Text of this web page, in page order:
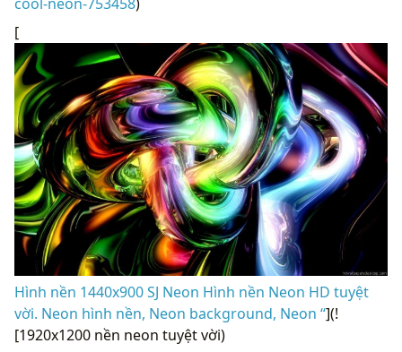
[
Hình nền 1440x900 SJ Neon Hình nền Neon HD tuyệt
vời. Neon hình nền, Neon background, Neon “](!
[1920x1200 nền neon tuyệt vời)